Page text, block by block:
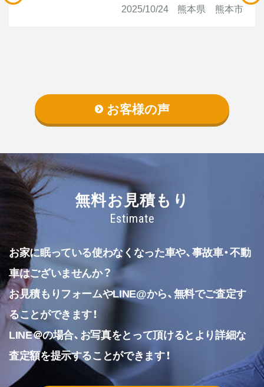
2025/10/24 熊本県 熊本市
お客様の声
無料お見積もり
Estimate
お家に眠っている使わなくなった車や、事故車・不動
車はございませんか？
お見積もりフォームやLINE@から、無料でご査定す
ることができます！
LINE＠の場合、お写真をとって頂けるとより詳細な
査定額を提示することができます！